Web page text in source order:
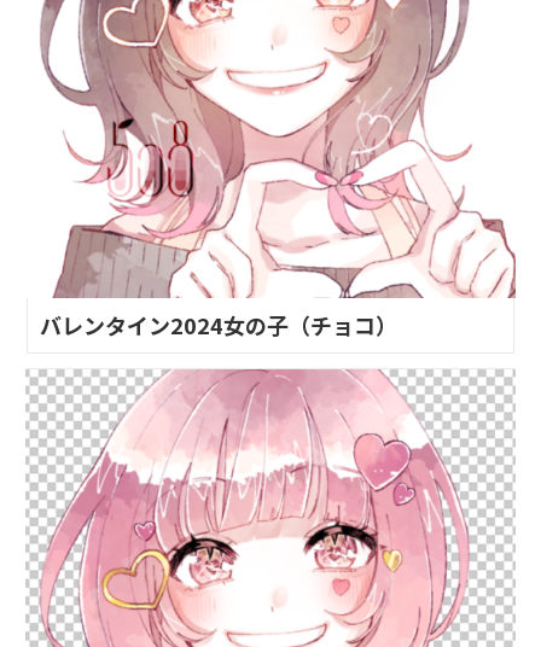
バレンタイン2024女の子（チョコ）